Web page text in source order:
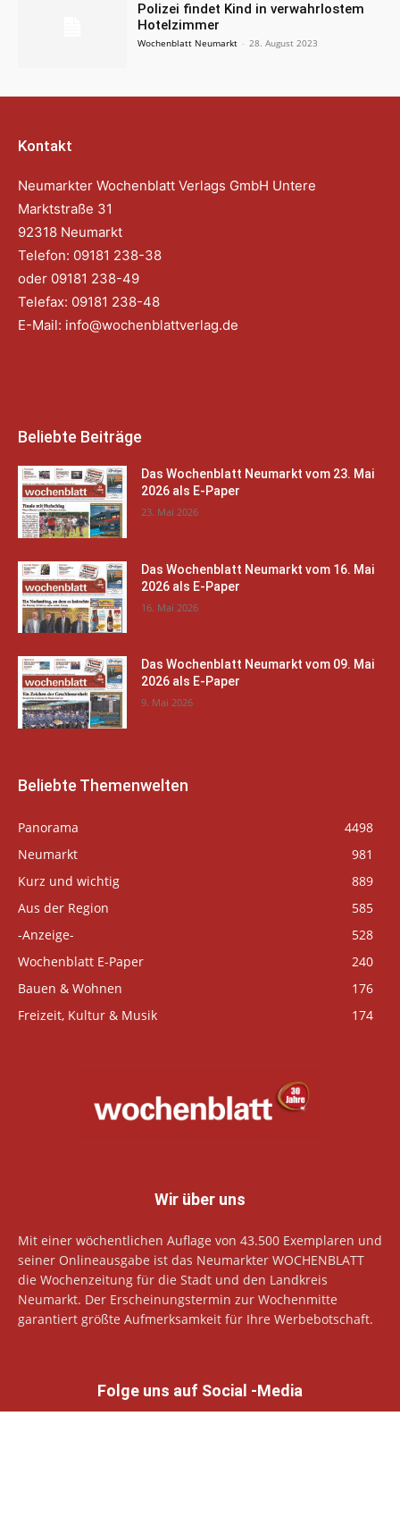
Polizei findet Kind in verwahrlostem
Hotelzimmer
Wochenblatt Neumarkt - 28. August 2023
Kontakt
Neumarkter Wochenblatt Verlags GmbH Untere
Marktstraße 31
92318 Neumarkt
Telefon: 09181 238-38
oder 09181 238-49
Telefax: 09181 238-48
E-Mail: info@wochenblattverlag.de
Beliebte Beiträge
Das Wochenblatt Neumarkt vom 23. Mai
2026 als E-Paper
23. Mai 2026
Das Wochenblatt Neumarkt vom 16. Mai
2026 als E-Paper
16. Mai 2026
Das Wochenblatt Neumarkt vom 09. Mai
2026 als E-Paper
9. Mai 2026
Beliebte Themenwelten
Panorama
4498
Neumarkt
981
Kurz und wichtig
889
Aus der Region
585
-Anzeige-
528
Wochenblatt E-Paper
240
Bauen & Wohnen
176
Freizeit, Kultur & Musik
174
Wir über uns
Mit einer wöchentlichen Auflage von 43.500 Exemplaren und
seiner Onlineausgabe ist das Neumarkter WOCHENBLATT
die Wochenzeitung für die Stadt und den Landkreis
Neumarkt. Der Erscheinungstermin zur Wochenmitte
garantiert größte Aufmerksamkeit für Ihre Werbebotschaft.
Folge uns auf Social -Media